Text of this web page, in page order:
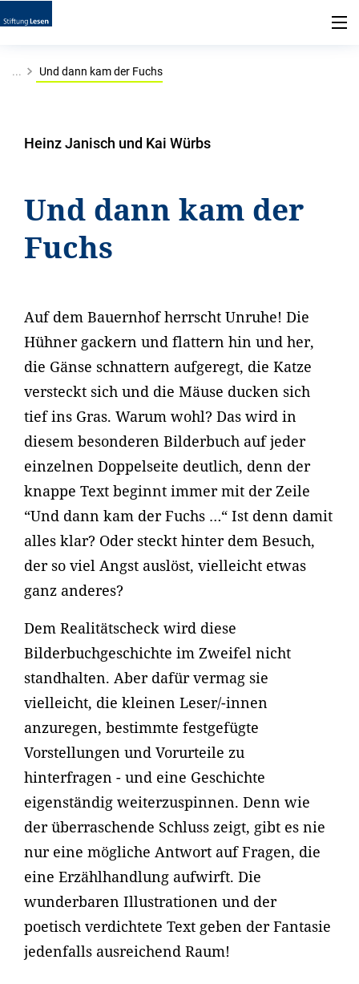
... Und dann kam der Fuchs
Heinz Janisch und Kai Würbs
Und dann kam der
Fuchs
Auf dem Bauernhof herrscht Unruhe! Die
Hühner gackern und flattern hin und her,
die Gänse schnattern aufgeregt, die Katze
versteckt sich und die Mäuse ducken sich
tief ins Gras. Warum wohl? Das wird in
diesem besonderen Bilderbuch auf jeder
einzelnen Doppelseite deutlich, denn der
knappe Text beginnt immer mit der Zeile
“Und dann kam der Fuchs …“ Ist denn damit
alles klar? Oder steckt hinter dem Besuch,
der so viel Angst auslöst, vielleicht etwas
ganz anderes?
Dem Realitätscheck wird diese
Bilderbuchgeschichte im Zweifel nicht
standhalten. Aber dafür vermag sie
vielleicht, die kleinen Leser/-innen
anzuregen, bestimmte festgefügte
Vorstellungen und Vorurteile zu
hinterfragen - und eine Geschichte
eigenständig weiterzuspinnen. Denn wie
der überraschende Schluss zeigt, gibt es nie
nur eine mögliche Antwort auf Fragen, die
eine Erzählhandlung aufwirft. Die
wunderbaren Illustrationen und der
poetisch verdichtete Text geben der Fantasie
jedenfalls ausreichend Raum!